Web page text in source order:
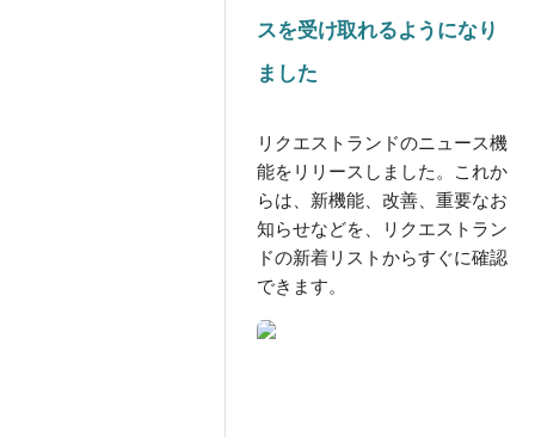
スを受け取れるようになり
ました
リクエストランドのニュース機
能をリリースしました。これか
らは、新機能、改善、重要なお
知らせなどを、リクエストラン
ドの新着リストからすぐに確認
できます。